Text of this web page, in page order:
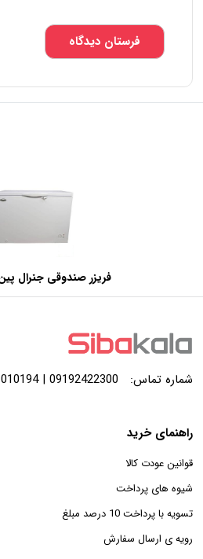
فریزر صندوقی جنرال
با ظرفیت 440 لیتر
شماره تماس: 09192422300 | 04191010194
راهنمای خرید
قوانین عودت کالا
شیوه های پرداخت
تسویه با پرداخت 10 درصد مبلغ
رویه ی ارسال سفارش